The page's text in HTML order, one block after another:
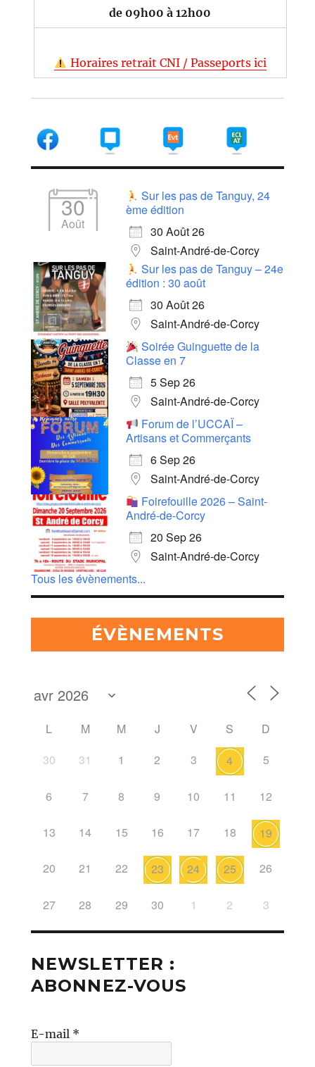
de 09h00 à 12h00
Horaires retrait CNI / Passeports ici
30
Août
Sur les pas de Tanguy, 24
ème édition
30 Août 26
Saint-André-de-Corcy
Sur les pas de Tanguy – 24e
édition : 30 août
30 Août 26
Saint-André-de-Corcy
Soirée Guinguette de la
Classe en 7
5 Sep 26
Saint-André-de-Corcy
Forum de l’UCCAÏ –
Artisans et Commerçants
6 Sep 26
Saint-André-de-Corcy
Foirefouille 2026 – Saint-
André-de-Corcy
20 Sep 26
Saint-André-de-Corcy
Tous les évènements...
ÉVÈNEMENTS
L M M J V S
D
30
31 1 2 3 4 5
6 7 8 9 10 11 12
13 14 15 16 17 18 19
20 21 22 23 24 25 26
27 28 29 30 1 2 3
NEWSLETTER :
ABONNEZ-VOUS
E-mail *